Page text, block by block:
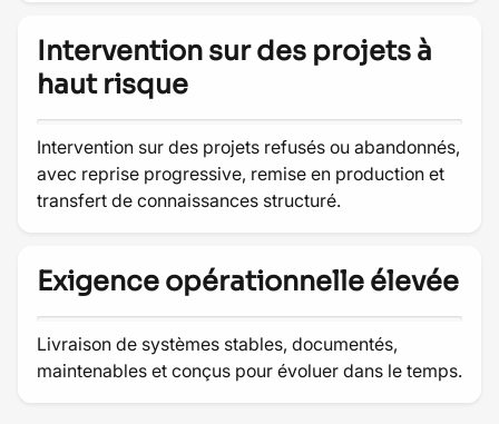
Intervention sur des projets à
haut risque
Intervention sur des projets refusés ou abandonnés,
avec reprise progressive, remise en production et
transfert de connaissances structuré.
Exigence opérationnelle élevée
Livraison de systèmes stables, documentés,
maintenables et conçus pour évoluer dans le temps.